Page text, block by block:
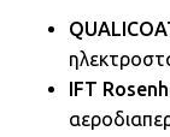
IFT